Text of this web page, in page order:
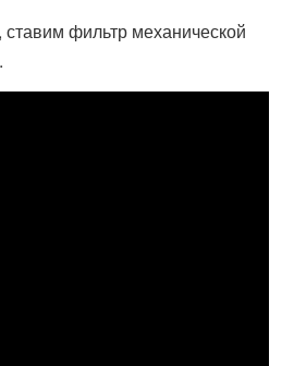
фильтр механической